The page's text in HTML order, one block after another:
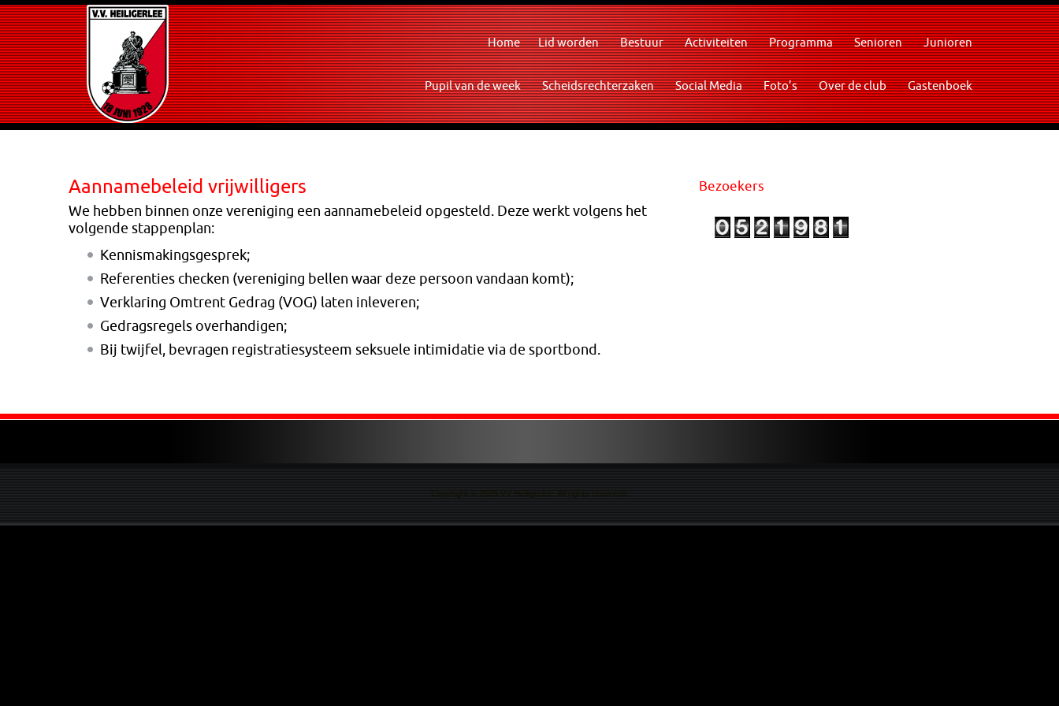
Home Lid worden Bestuur Activiteiten Programma Senioren Junioren
Pupil van de week Scheidsrechterzaken Social Media Foto’s Over de club Gastenboek
Aannamebeleid vrijwilligers
We hebben binnen onze vereniging een aannamebeleid opgesteld. Deze werkt volgens het
volgende stappenplan:
Kennismakingsgesprek;
Referenties checken (vereniging bellen waar deze persoon vandaan komt);
Verklaring Omtrent Gedrag (VOG) laten inleveren;
Gedragsregels overhandigen;
Bij twijfel, bevragen registratiesysteem seksuele intimidatie via de sportbond.
Bezoekers
Copyright © 2026 VV Heiligerlee. All rights reserved.